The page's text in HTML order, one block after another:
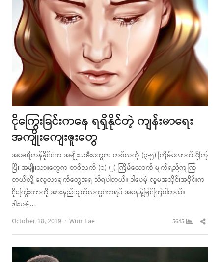
ငိုကြွေးခြင်းကနေ ရရှိနိုင်တဲ့ ကျန်းမာရေး
အကျိုးကျေးဇူးတွေ
အမေရိကန်နိုင်ငံက အမျိုးသမီးတွေက တစ်လကို (၃-၅) ကြိမ်လောက် ငိုကြ
ပြီး အမျိုးသားတွေက တစ်လကို (၁) (၂) ကြိမ်လောက် မျက်ရည်ကျကြ
တယ်လို့ လေ့လာချက်တွေအရ သိရပါတယ်။ ဒါပေမဲ့ လူမှုအသိုင်းအဝိုင်းက
ငိုကြွေးတာကို အားနည်းချက်လက္ခဏာရပ် အနေနဲ့မြင်ကြပါတယ်။
ဒါပေမဲ့…
October 18, 2019
Author
Wun Lae 5645